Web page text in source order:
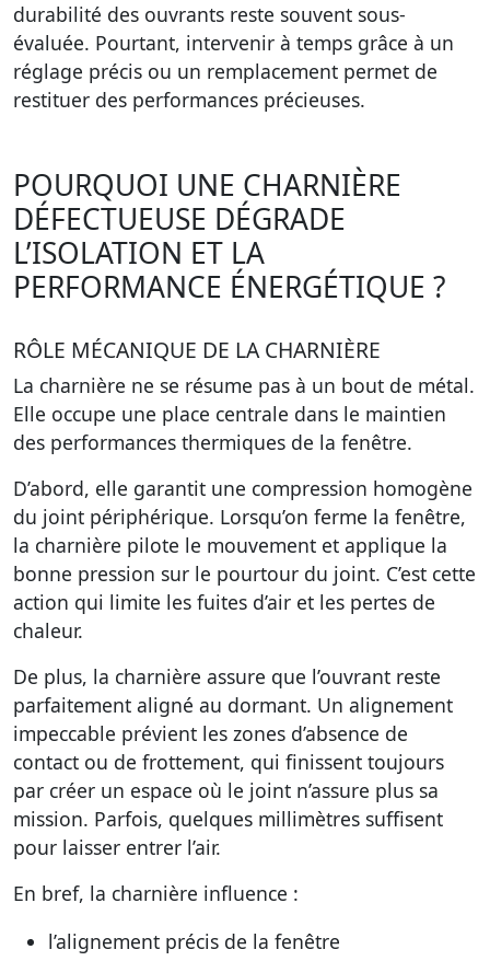
durabilité des ouvrants reste souvent sous-
évaluée. Pourtant, intervenir à temps grâce à un
réglage précis ou un remplacement permet de
restituer des performances précieuses.
POURQUOI UNE CHARNIÈRE
DÉFECTUEUSE DÉGRADE
L’ISOLATION ET LA
PERFORMANCE ÉNERGÉTIQUE ?
RÔLE MÉCANIQUE DE LA CHARNIÈRE
La charnière ne se résume pas à un bout de métal.
Elle occupe une place centrale dans le maintien
des performances thermiques de la fenêtre.
D’abord, elle garantit une compression homogène
du joint périphérique. Lorsqu’on ferme la fenêtre,
la charnière pilote le mouvement et applique la
bonne pression sur le pourtour du joint. C’est cette
action qui limite les fuites d’air et les pertes de
chaleur.
De plus, la charnière assure que l’ouvrant reste
parfaitement aligné au dormant. Un alignement
impeccable prévient les zones d’absence de
contact ou de frottement, qui finissent toujours
par créer un espace où le joint n’assure plus sa
mission. Parfois, quelques millimètres suffisent
pour laisser entrer l’air.
En bref, la charnière influence :
l’alignement précis de la fenêtre